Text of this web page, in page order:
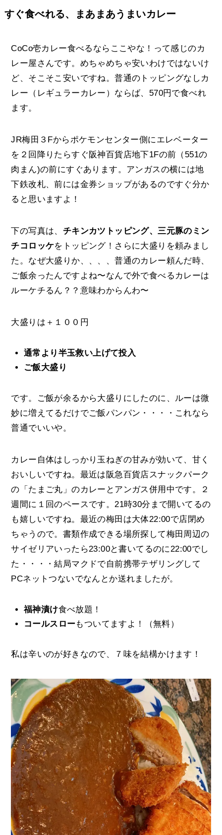
すぐ食べれる、まあまあうまいカレー
CoCo壱カレー食べるならここやな！って感じのカ
レー屋さんです。めちゃめちゃ安いわけではないけ
ど、そこそこ安いですね。普通のトッピングなしカ
レー（レギュラーカレー）ならば、570円で食べれ
ます。
JR梅田３Fからポケモンセンター側にエレベーター
を２回降りたらすぐ阪神百貨店地下1Fの前（551の
肉まん)の前にすぐあります。アンガスの横には地
下鉄改札、前には金券ショップがあるのですぐ分か
ると思いますよ！
下の写真は、 チキンカツトッピング、三元豚のミン
チコロッケをトッピング！さらに大盛りを頼みまし
た。なぜ大盛りか、、、、普通のカレー頼んだ時、
ご飯余ったんですよね〜なんで外で食べるカレーは
ルーケチるん？？意味わからんわ〜
大盛りは＋１００円
通常より半玉救い上げて投入
ご飯大盛り
です。ご飯が余るから大盛りにしたのに、ルーは微
妙に増えてるだけでご飯パンパン・・・・これなら
普通でいいや。
カレー自体はしっかり玉ねぎの甘みが効いて、甘く
おいしいですね。最近は阪急百貨店スナックパーク
の「たまご丸」のカレーとアンガス併用中です。２
週間に１回のペースです。21時30分まで開いてるの
も嬉しいですね。最近の梅田は大体22:00で店閉め
ちゃうので。書類作成できる場所探して梅田周辺の
サイゼリアいったら23:00と書いてるのに22:00でし
た・・・・結局マクドで自前携帯テザリングして
PCネットつないでなんとか送れましたが。
福神漬け食べ放題！
コールスローもついてますよ！（無料）
私は辛いのが好きなので、７味を結構かけます！